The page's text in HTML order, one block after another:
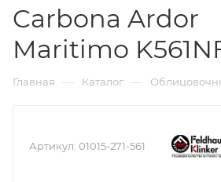
Carbona Ardor
Maritimo
Главная — Каталог —
Артикул: 01015-271-561